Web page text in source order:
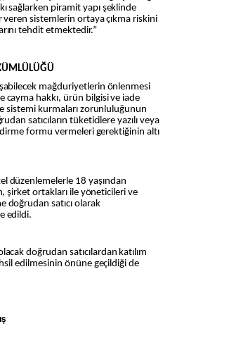
sağlarken piramit yapı şeklinde
sistemlerin ortaya çıkma riskini
tehdit etmektedir.”
mağduriyetlerin önlenmesi
cayma hakkı, ürün bilgisi ve iade
sistemi kurmaları zorunluluğunun
satıcıların tüketicilere yazılı veya
formu vermeleri gerektiğinin altı
düzenlemelerle 18 yaşından
şirket ortakları ile yöneticileri ve
doğrudan satıcı olarak
edildi.
doğrudan satıcılardan katılım
edilmesinin önüne geçildiği de